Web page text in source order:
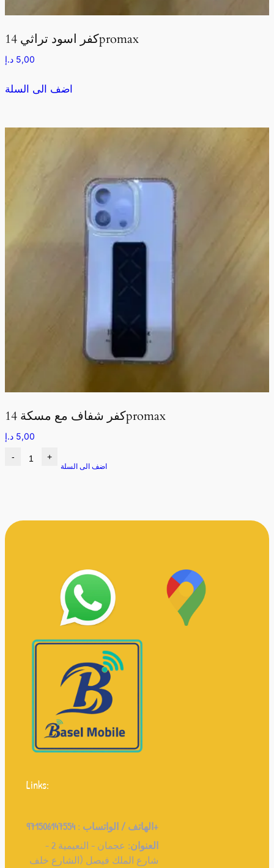
كفر اسود تراثي 14promax
5,00 د.إ
اضف الى السلة
كفر شفاف مع مسكة 14promax
5,00 د.إ
- +
اضف الى السلة
Links:
الهاتف / الواتساب :971506147554+
العنوان:
عجمان - النعيمية 2 -
شارع الملك فيصل (الشارع خلف